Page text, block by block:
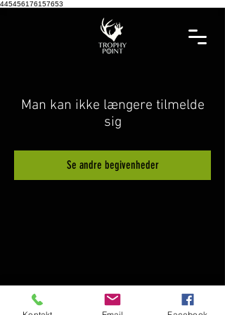
445456176157653
Man kan ikke længere tilmelde
sig
Se andre begivenheder